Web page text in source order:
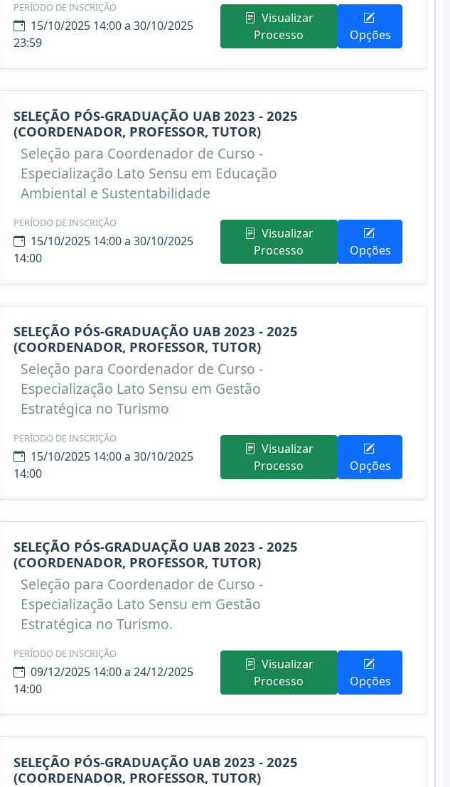
PERÍODO DE INSCRIÇÃO
15/10/2025 14:00 a 30/10/2025
23:59
Visualizar
Processo
Opções
SELEÇÃO PÓS-GRADUAÇÃO UAB 2023 - 2025
(COORDENADOR, PROFESSOR, TUTOR)
Seleção para Coordenador de Curso -
Especialização Lato Sensu em Educação
Ambiental e Sustentabilidade
PERÍODO DE INSCRIÇÃO
15/10/2025 14:00 a 30/10/2025
14:00
Visualizar
Processo
Opções
SELEÇÃO PÓS-GRADUAÇÃO UAB 2023 - 2025
(COORDENADOR, PROFESSOR, TUTOR)
Seleção para Coordenador de Curso -
Especialização Lato Sensu em Gestão
Estratégica no Turismo
PERÍODO DE INSCRIÇÃO
15/10/2025 14:00 a 30/10/2025
14:00
Visualizar
Processo
Opções
SELEÇÃO PÓS-GRADUAÇÃO UAB 2023 - 2025
(COORDENADOR, PROFESSOR, TUTOR)
Seleção para Coordenador de Curso -
Especialização Lato Sensu em Gestão
Estratégica no Turismo.
PERÍODO DE INSCRIÇÃO
09/12/2025 14:00 a 24/12/2025
14:00
Visualizar
Processo
Opções
SELEÇÃO PÓS-GRADUAÇÃO UAB 2023 - 2025
(COORDENADOR, PROFESSOR, TUTOR)